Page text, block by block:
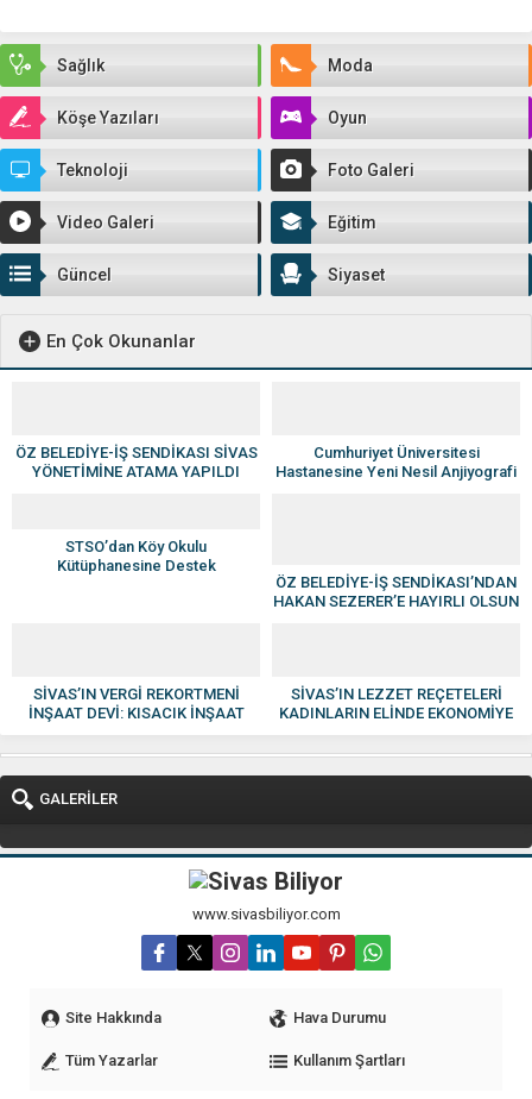
Sağlık Moda
Köşe Yazıları Oyun
Teknoloji Foto Galeri
Video Galeri Eğitim
Güncel Siyaset
En Çok Okunanlar
ÖZ BELEDİYE-İŞ SENDİKASI SİVAS
YÖNETİMİNE ATAMA YAPILDI
Cumhuriyet Üniversitesi
Hastanesine Yeni Nesil Anjiyografi
STSO’dan Köy Okulu
Kütüphanesine Destek
ÖZ BELEDİYE-İŞ SENDİKASI’NDAN
HAKAN SEZERER’E HAYIRLI OLSUN
SİVAS’IN VERGİ REKORTMENİ
İNŞAAT DEVİ: KISACIK İNŞAAT
GÜVEN VE KALİTENİN ADI OLDU
SİVAS’IN LEZZET REÇETELERİ
KADINLARIN ELİNDE EKONOMİYE
KAZANDIRILIYOR
GALERİLER
www.sivasbiliyor.com
Site Hakkında Hava Durumu
Tüm Yazarlar Kullanım Şartları